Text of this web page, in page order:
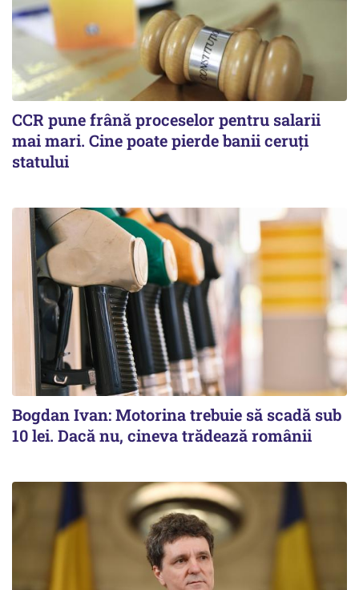
CCR pune frână proceselor pentru salarii
mai mari. Cine poate pierde banii ceruți
statului
Bogdan Ivan: Motorina trebuie să scadă sub
10 lei. Dacă nu, cineva trădează românii